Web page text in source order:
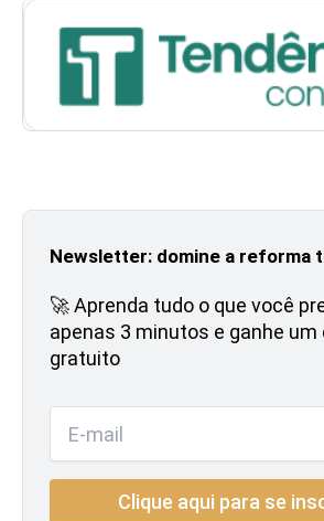
Newsletter: domine a reforma
🚀 Aprenda tudo o que você
apenas 3 minutos e ganhe um
gratuito